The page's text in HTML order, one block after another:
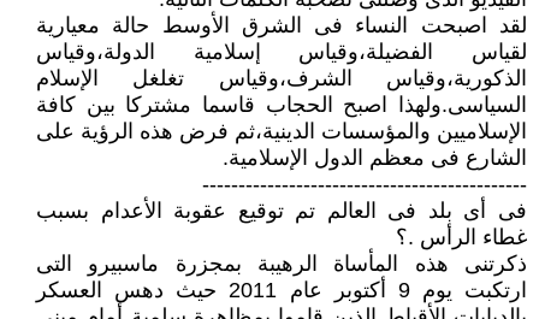
لقد اصبحت النساء فى الشرق الأوسط حالة معيارية
لقياس الفضيلة،وقياس إسلامية الدولة،وقياس
الذكورية،وقياس الشرف،وقياس تغلغل الإسلام
السياسى.ولهذا اصبح الحجاب قاسما مشتركا بين كافة
الإسلاميين والمؤسسات الدينية،ثم فرض هذه الرؤية على
الشارع فى معظم الدول الإسلامية.
---------------------------------------------
فى أى بلد فى العالم تم توقيع عقوبة الأعدام بسبب
غطاء الرأس .؟
ذكرتنى هذه المأساة الرهيبة بمجزرة ماسبيرو التى
ارتكبت يوم 9 أكتوبر عام 2011 حيث دهس العسكر